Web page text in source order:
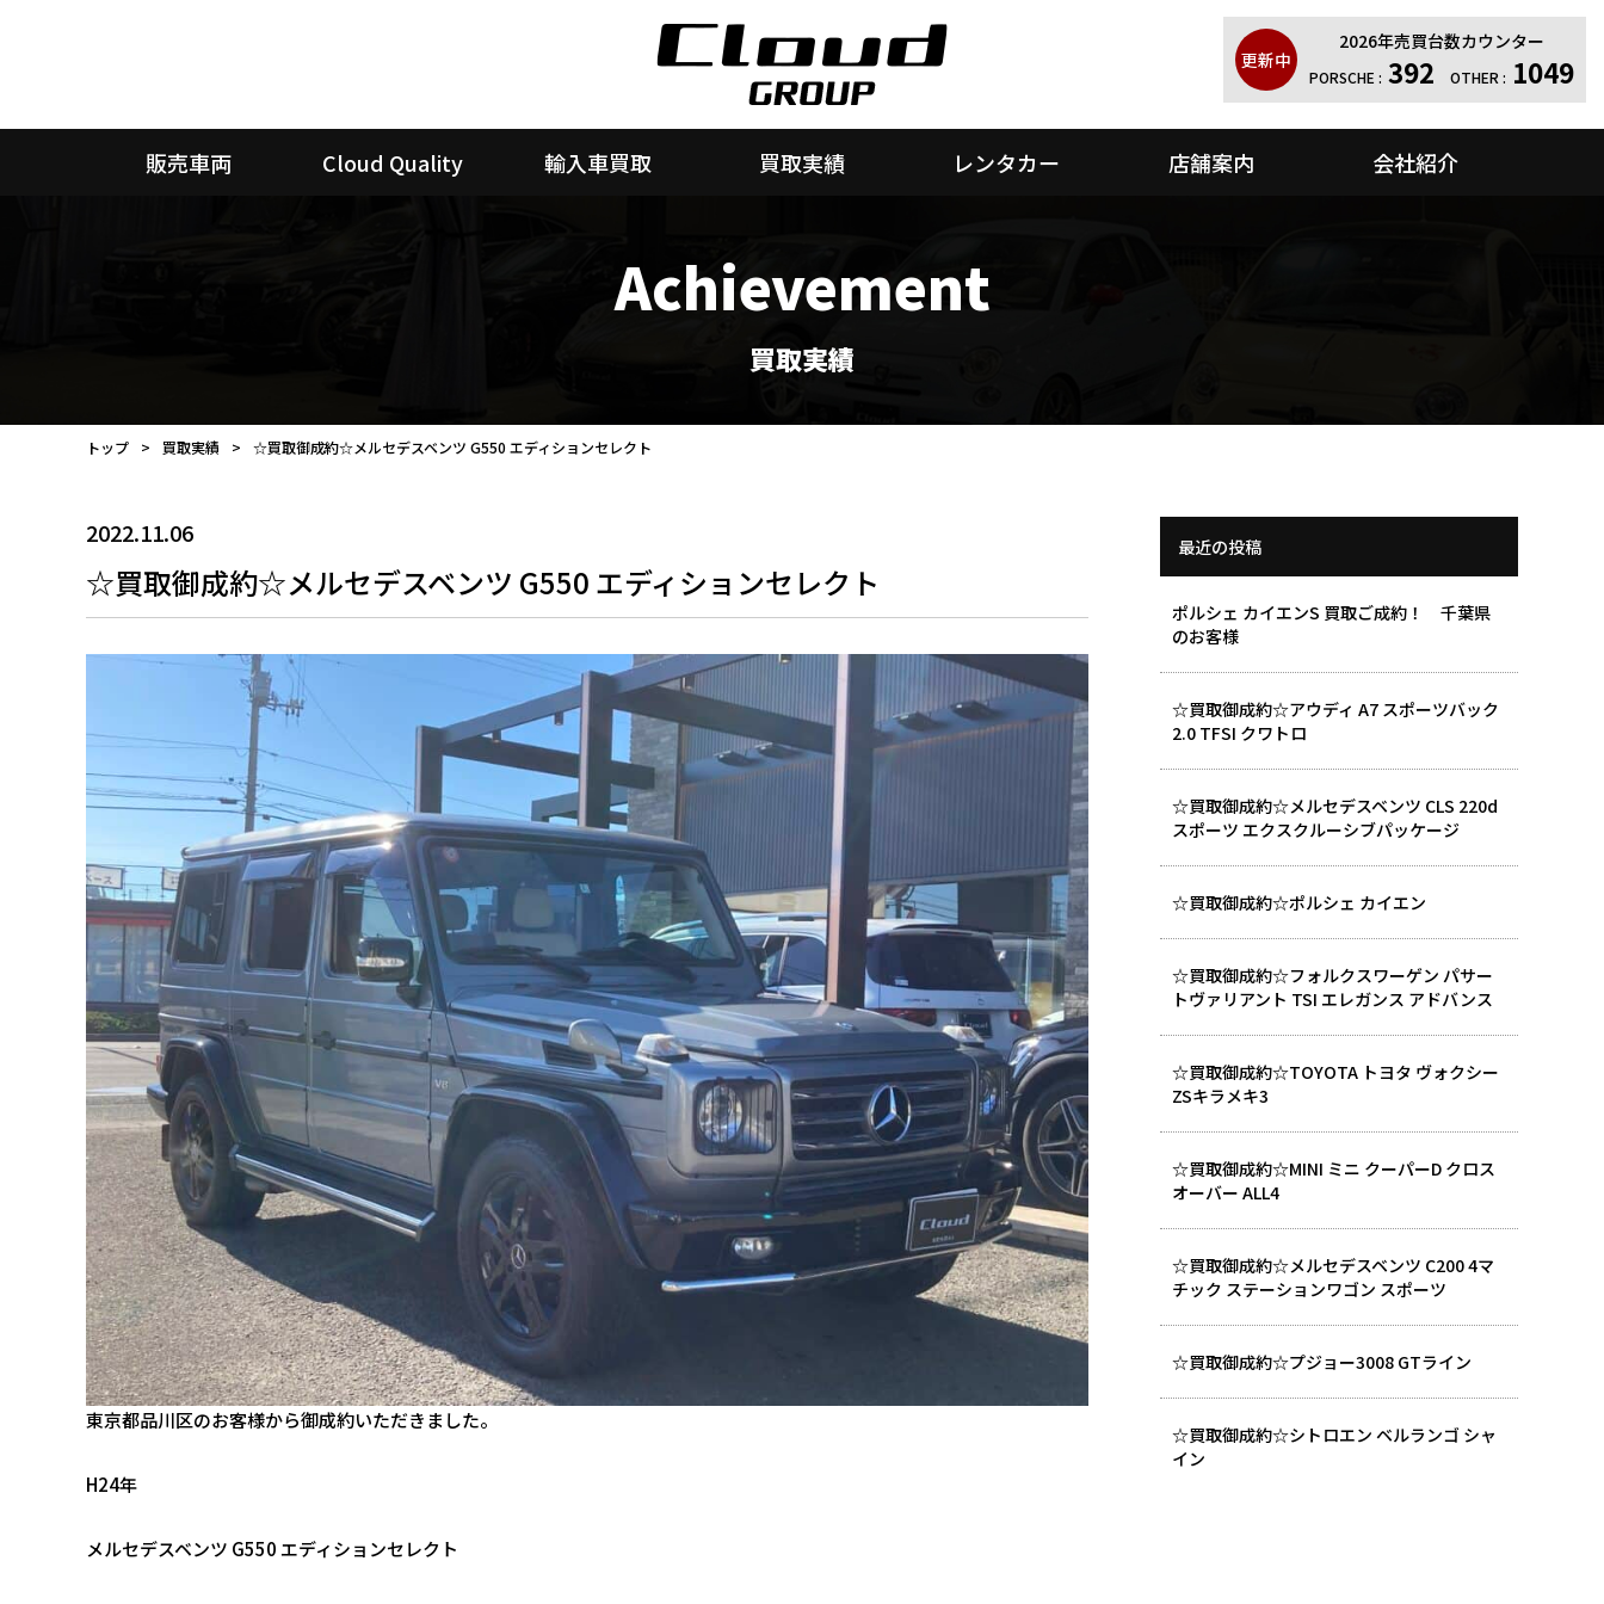
更新中
2026年売買台数カウンター
PORSCHE : 392 OTHER : 1049
販売車両 Cloud Quality 輸入車買取 買取実績 レンタカー 店舗案内 会社紹介
Achievement
買取実績
トップ 買取実績 ☆買取御成約☆メルセデスベンツ G550 エディションセレクト
2022.11.06
☆買取御成約☆メルセデスベンツ G550 エディションセレクト
東京都品川区のお客様から御成約いただきました。
H24年
メルセデスベンツ G550 エディションセレクト
最近の投稿
ポルシェ カイエンS 買取ご成約！ 千葉県
のお客様
☆買取御成約☆アウディ A7 スポーツバック
2.0 TFSI クワトロ
☆買取御成約☆メルセデスベンツ CLS 220d
スポーツ エクスクルーシブパッケージ
☆買取御成約☆ポルシェ カイエン
☆買取御成約☆フォルクスワーゲン パサー
トヴァリアント TSI エレガンス アドバンス
☆買取御成約☆TOYOTA トヨタ ヴォクシー
ZSキラメキ3
☆買取御成約☆MINI ミニ クーパーD クロス
オーバー ALL4
☆買取御成約☆メルセデスベンツ C200 4マ
チック ステーションワゴン スポーツ
☆買取御成約☆プジョー3008 GTライン
☆買取御成約☆シトロエン ベルランゴ シャ
イン